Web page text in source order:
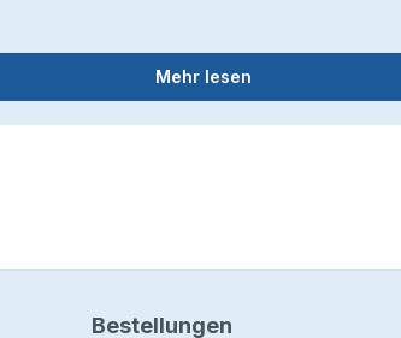
Mehr lesen
Bestellungen